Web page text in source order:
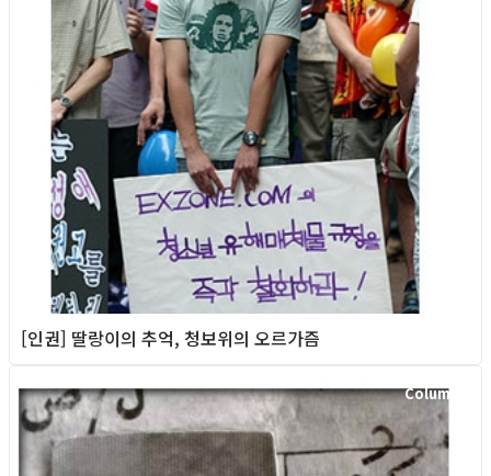
[인권] 딸랑이의 추억, 청보위의 오르가즘
Column